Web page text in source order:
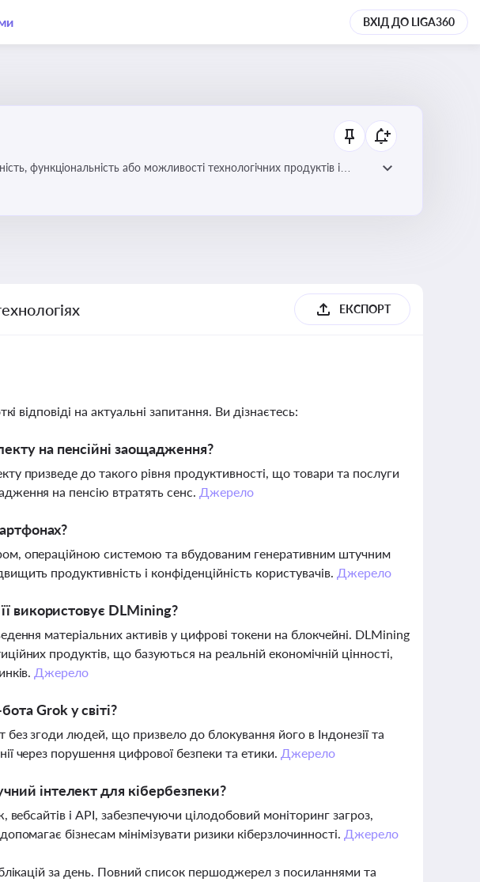
ВХІД ДО LIGA360
функціональність або можливості технологічних продуктів і
ЕКСПОРТ
відповіді на актуальні запитання. Ви дізнаєтесь:
на пенсійні заощадження?
призведе до такого рівня продуктивності, що товари та послуги
на пенсію втратять сенс. Джерело
операційною системою та вбудованим генеративним штучним
продуктивність і конфіденційність користувачів. Джерело
використовує DLMining?
матеріальних активів у цифрові токени на блокчейні. DLMining
продуктів, що базуються на реальній економічній цінності,
Джерело
Grok у світі?
згоди людей, що призвело до блокування його в Індонезії та
через порушення цифрової безпеки та етики. Джерело
інтелект для кібербезпеки?
і API, забезпечуючи цілодобовий моніторинг загроз,
бізнесам мінімізувати ризики кіберзлочинності. Джерело
за день. Повний список першоджерел з посиланнями та